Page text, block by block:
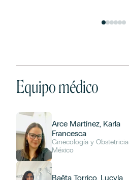
Equipo médico
Arce Martínez, Karla
Francesca
Ginecología y Obstetricia
México
Baêta Torrico, Lucyla